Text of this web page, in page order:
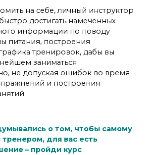
на себе, личный инструктор
достигать намеченных
информации по поводу
питания, построения
тренировок, дабы вы
заниматься
не допуская ошибок во время
и построения
о том, чтобы самому
тренером, для вас есть
– пройди курс